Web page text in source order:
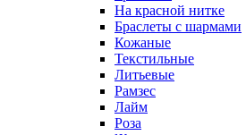
На красной нитке
Браслеты с шармами
Кожаные
Текстильные
Литьевые
Рамзес
Лайм
Роза